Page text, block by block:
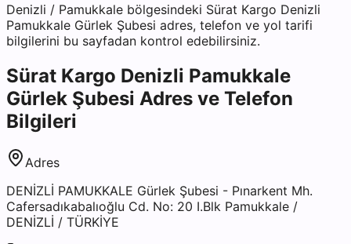
Denizli / Pamukkale bölgesindeki Sürat Kargo Denizli
Pamukkale Gürlek Şubesi adres, telefon ve yol tarifi
bilgilerini bu sayfadan kontrol edebilirsiniz.
Sürat Kargo Denizli Pamukkale
Gürlek Şubesi Adres ve Telefon
Bilgileri
Adres
DENİZLİ PAMUKKALE Gürlek Şubesi - Pınarkent Mh.
Cafersadıkabalıoğlu Cd. No: 20 I.Blk Pamukkale /
DENİZLİ / TÜRKİYE